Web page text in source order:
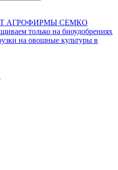
АГРОФИРМЫ СЕМКО
только на биоудобрениях
на овощные культуры в